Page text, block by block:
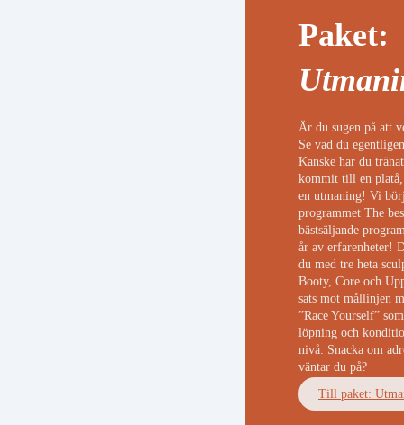
Paket:
Är du sugen på att
Se vad du
Kanske har du
kommit till en
en utmaning! Vi
programmet The
bästsäljande
år av erfarenheter!
du med tre heta
Booty, Core och
sats mot mållinjen
”Race Yourself”
löpning och
nivå. Snacka om
väntar du på?
Till paket: